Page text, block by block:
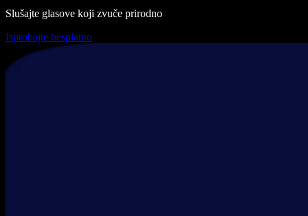
Slušajte glasove koji zvuče prirodno
Isprobajte besplatno